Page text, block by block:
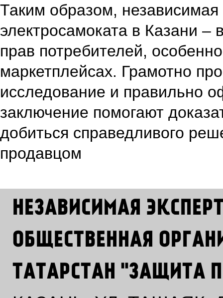
Таким образом, независимая
электросамоката в Казани
прав потребителей,
маркетплейсах. Грамотно
исследование и правильно
заключение помогают
добиться справедливого
продавцом
НЕЗАВИСИМАЯ
ОБЩЕСТВЕННАЯ
ТАТАРСТАН "ЗАЩИТА